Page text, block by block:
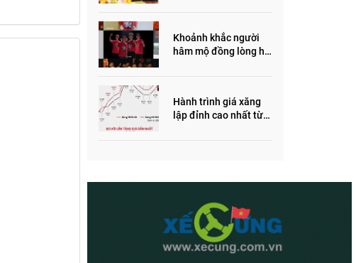
Khoảnh khắc người
hâm mộ đồng lòng hô
Hành trình giá xăng
lập đỉnh cao nhất từ